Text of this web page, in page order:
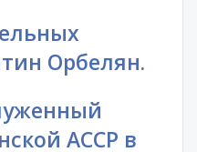
Орбелян.
АССР в